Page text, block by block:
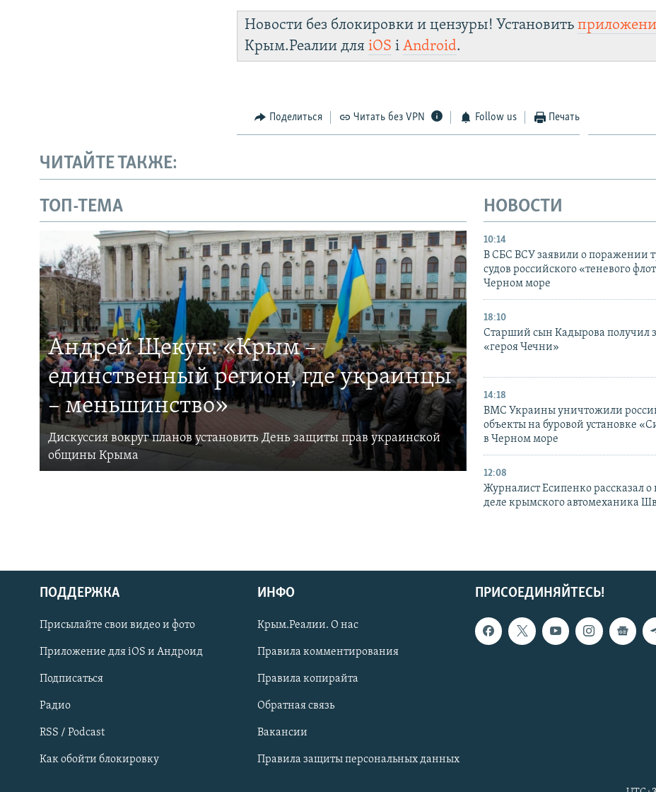
Українською
Qırımtatar
ПРИСОЕДИНЯЙТЕСЬ!
Новости без блокировки и цензуры! Установить
Крым.Реалии дляiOS іAndroid.
Поделиться Читать без VPN Follow us Печать
ЧИТАЙТЕ ТАКЖЕ:
ТОП-ТЕМА
Андрей Щекун: «Крым –
единственный регион, где украинцы
– меньшинство»
Дискуссия вокруг планов установить День защиты прав украинской
общины Крыма
НОВОСТИ
10:14
В СБС ВСУ заявили о поражении
судов российского «теневого
Черном море
18:10
Старший сын Кадырова получил
«героя Чечни»
14:18
ВМС Украины уничтожили
объекты на буровой установке
в Черном море
12:08
Журналист Есипенко рассказал о
деле крымского автомеханика
ПРИСОЕДИНЯЙТЕСЬ!
ПОДДЕРЖКА
Присылайте свои видео и фото
Приложение для iOS и Андроид
Подписаться
Радио
RSS / Podcast
Как обойти блокировку
ИНФО
Крым.Реалии. О нас
Правила комментирования
Правила копирайта
Обратная связь
Вакансии
Правила защиты персональных данных